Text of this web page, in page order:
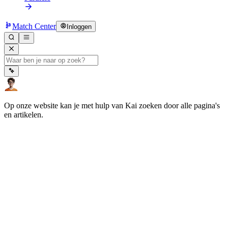
Match Center Inloggen
Op onze website kan je met hulp van Kai zoeken door alle pagina's
en artikelen.